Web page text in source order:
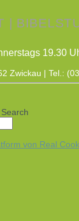
|
19.30
Zwickau | Tel.:
von Real